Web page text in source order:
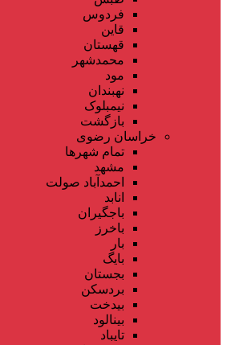
فردوس
قاین
قهستان
محمدشهر
مود
نهبندان
نیمبلوک
بازگشت
خراسان رضوی
تمام شهر‌ها
مشهد
احمدآباد صولت
انابد
باجگیران
باخرز
بار
بایگ
بجستان
بردسکن
بیدخت
بینالود
تایباد